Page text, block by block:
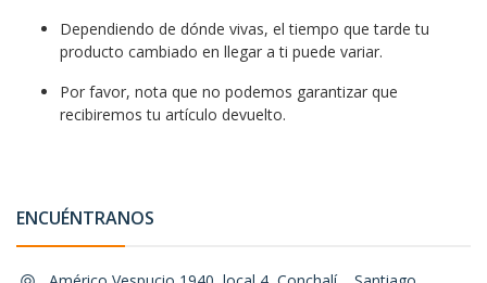
Dependiendo de dónde vivas, el tiempo que tarde tu
producto cambiado en llegar a ti puede variar.
Por favor, nota que no podemos garantizar que
recibiremos tu artículo devuelto.
ENCUÉNTRANOS